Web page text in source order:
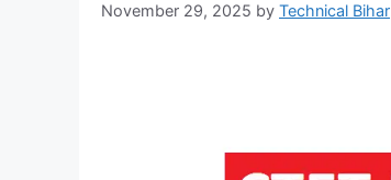
November 29, 2025 by Technical Bihar